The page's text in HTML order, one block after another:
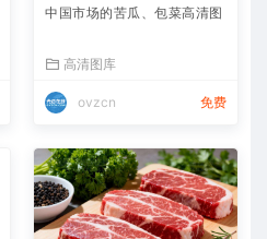
中国市场的苦瓜、包菜高清图
高清图库
ovzcn 免费